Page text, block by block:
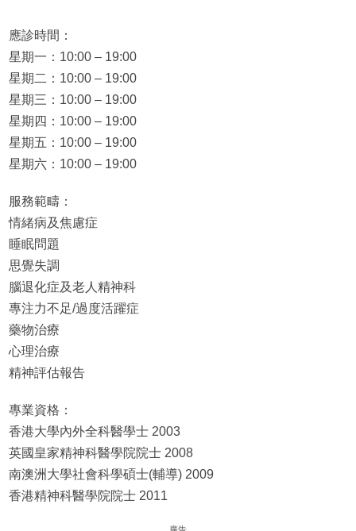
應診時間：
星期一：10:00 – 19:00
星期二：10:00 – 19:00
星期三：10:00 – 19:00
星期四：10:00 – 19:00
星期五：10:00 – 19:00
星期六：10:00 – 19:00
服務範疇：
情緒病及焦慮症
睡眠問題
思覺失調
腦退化症及老人精神科
專注力不足/過度活躍症
藥物治療
心理治療
精神評估報告
專業資格：
香港大學內外全科醫學士 2003
英國皇家精神科醫學院院士 2008
南澳洲大學社會科學碩士(輔導) 2009
香港精神科醫學院院士 2011